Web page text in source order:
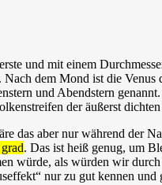
und mit einem
dem Mond ist die
und Abendstern
der äußerst
das aber nur während der
. Das ist heiß genug, um
würde, als würden wir
nur zu gut kennen